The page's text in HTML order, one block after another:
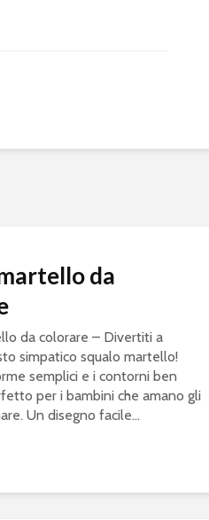
da
da colorare – Divertiti a
simpatico squalo martello!
semplici e i contorni ben
per i bambini che amano gli
Un disegno facile...